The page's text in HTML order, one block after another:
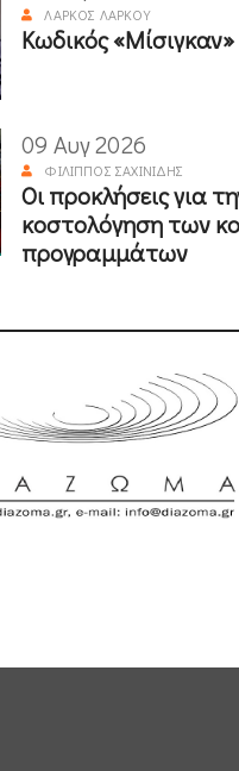
ΛΆΡΚΟΣ ΛΆΡΚΟΥ
Κωδικός «Μίσιγκαν»
09 Αυγ 2026
ΦΊΛΙΠΠΟΣ ΣΑΧΙΝΊΔΗΣ
Οι προκλήσεις για
κοστολόγηση των
προγραμμάτων